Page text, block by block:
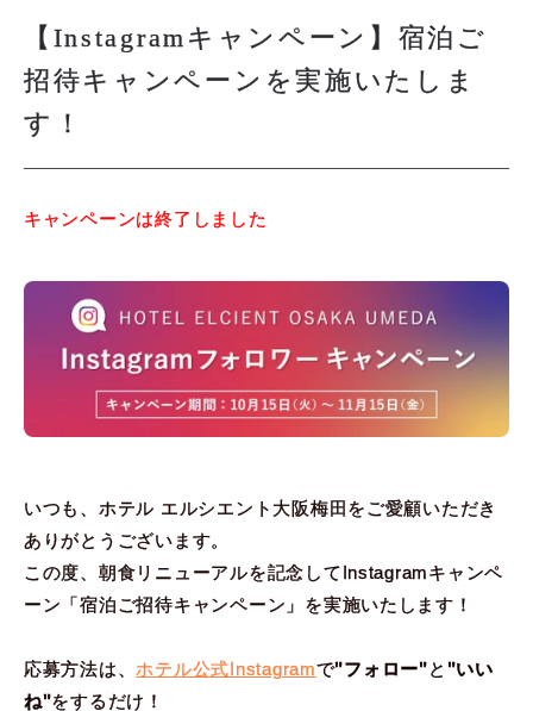
【Instagramキャンペーン】宿泊ご
招待キャンペーンを実施いたしま
す！
キャンペーンは終了しました
いつも、ホテル エルシエント大阪梅田をご愛顧いただき
ありがとうございます。
この度、朝食リニューアルを記念してInstagramキャンペ
ーン「宿泊ご招待キャンペーン」を実施いたします！
応募方法は、 ホテル公式Instagramで"フォロー"と "いい
ね"をするだけ！